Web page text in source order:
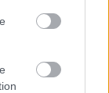
2